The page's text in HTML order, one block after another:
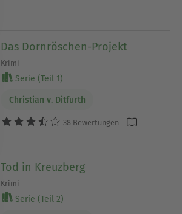
Das Dornröschen-Projekt
Krimi
Serie (Teil 1)
Christian v. Ditfurth
38 Bewertungen
Tod in Kreuzberg
Krimi
Serie (Teil 2)